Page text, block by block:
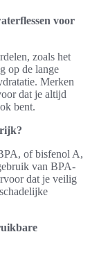
voor
zoals het
op de lange
Merken
dat je altijd
bent.
of bisfenol A,
van BPA-
dat je veilig